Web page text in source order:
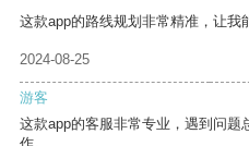
这款app的路线规划非常精准，让我
2024-08-25
游客
这款app的客服非常专业，遇到问